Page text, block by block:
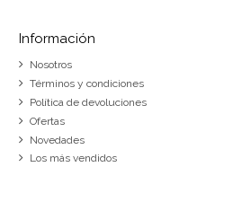
Información
Nosotros
Términos y condiciones
Política de devoluciones
Ofertas
Novedades
Los más vendidos